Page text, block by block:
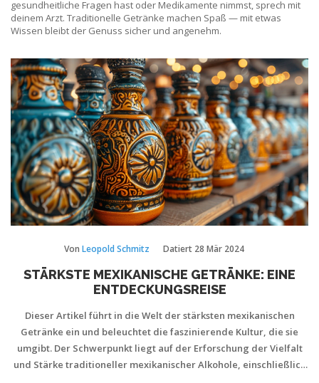
gesundheitliche Fragen hast oder Medikamente nimmst, sprech mit
deinem Arzt. Traditionelle Getränke machen Spaß — mit etwas
Wissen bleibt der Genuss sicher und angenehm.
Von Leopold Schmitz Datiert 28 Mär 2024
STÄRKSTE MEXIKANISCHE GETRÄNKE: EINE
ENTDECKUNGSREISE
Dieser Artikel führt in die Welt der stärksten mexikanischen
Getränke ein und beleuchtet die faszinierende Kultur, die sie
umgibt. Der Schwerpunkt liegt auf der Erforschung der Vielfalt
und Stärke traditioneller mexikanischer Alkohole, einschließlich